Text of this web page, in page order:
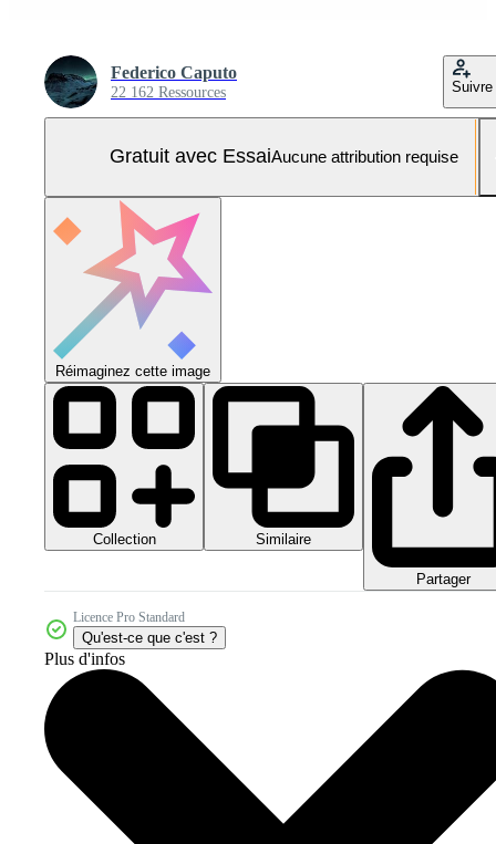
Federico Caputo
22 162 Ressources Suivre
Gratuit avec EssaiAucune attribution requise
Réimaginez cette image
Collection Similaire
Partager
Licence Pro Standard
Qu'est-ce que c'est ?
Plus d'infos